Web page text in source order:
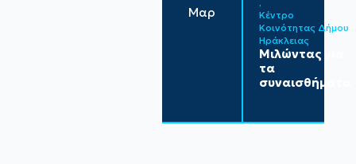
Μαρ
Κέντρο
Κοινότητας Δήμου
Ηράκλειας
Μιλώντας για
τα
συναισθήματα